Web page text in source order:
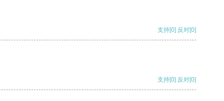
支持[0] 反对[0]
支持[0] 反对[0]